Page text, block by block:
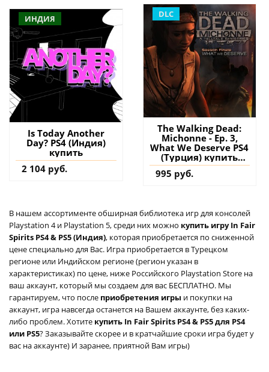
ИНДИЯ
Is Today Another
Day? PS4 (Индия)
купить
2 104 руб.
DLC
The Walking Dead:
Michonne - Ep. 3,
What We Deserve PS4
(Турция) купить
дополнение на
аккаунт
995 руб.
В нашем ассортименте обширная библиотека игр для консолей
Playstation 4 и Playstation 5, среди них можно купить игру In Fair
Spirits PS4 & PS5 (Индия), которая приобретается по сниженной
цене специально для Вас. Игра приобретается в Турецком
регионе или Индийском регионе (регион указан в
характеристиках) по цене, ниже Российского Playstation Store на
ваш аккаунт, который мы создаем для вас БЕСПЛАТНО. Мы
гарантируем, что после приобретения игры и покупки на
аккаунт, игра навсегда останется на Вашем аккаунте, без каких-
либо проблем. Хотите купить In Fair Spirits PS4 & PS5 для PS4
или PS5? Заказывайте скорее и в кратчайшие сроки игра будет у
вас на аккаунте) И заранее, приятной Вам игры)